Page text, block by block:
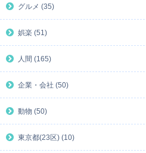
グルメ (35)
娯楽 (51)
人間 (165)
企業・会社 (50)
動物 (50)
東京都(23区) (10)